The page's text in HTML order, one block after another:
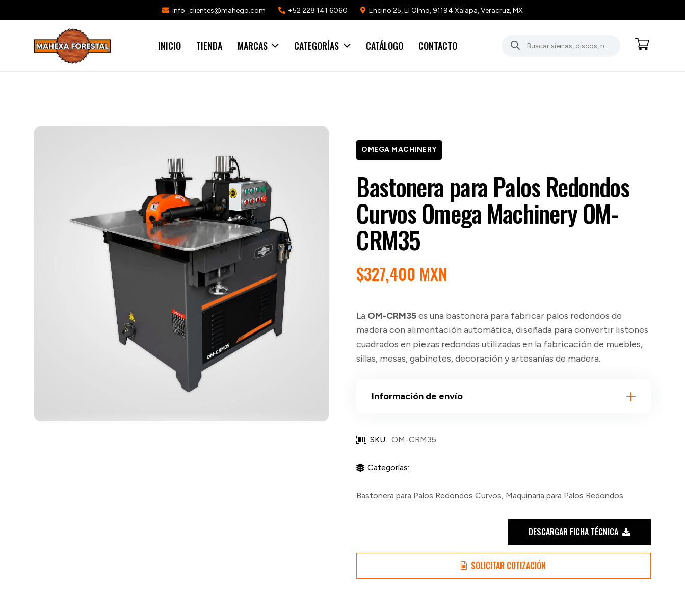
info_clientes@mahego.com +52 228 141 6060 Encino 25, El Olmo, 91194 Xalapa, Veracruz, MX
INICIO TIENDA MARCAS CATEGORÍAS CATÁLOGO CONTACTO
Búsqueda
de
OMEGA MACHINERY
Bastonera para Palos Redondos
Curvos Omega Machinery OM-
CRM35
$327,400 MXN
La OM-CRM35es una bastonera para fabricar palos redondos de
madera con alimentación automática, diseñada para convertir listones
cuadrados en piezas redondas utilizadas en la fabricación de muebles,
sillas, mesas, gabinetes, decoración y artesanías de madera.
Información de envío
SKU: OM-CRM35
Categorías:
Bastonera para Palos Redondos Curvos, Maquinaria para Palos Redondos
DESCARGAR FICHA TÉCNICA
SOLICITAR COTIZACIÓN